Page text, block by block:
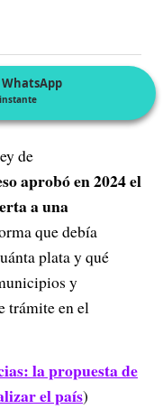
de
aprobó en 2024 el
a una
que debía
plata y qué
y
trámite en el
la propuesta de
el país)